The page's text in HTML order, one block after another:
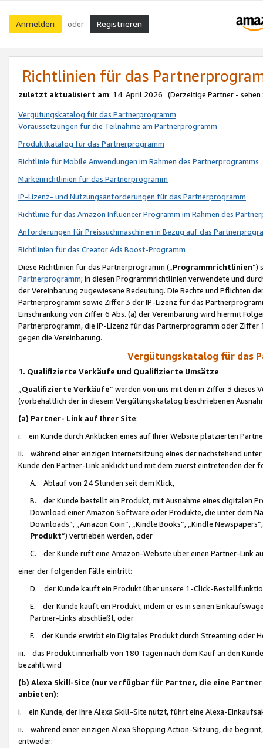
Anmelden oder Registrieren
Richtlinien für das
zuletzt aktualisiert am: 14. April 2026 (Derzeitige Partner - sehen
Vergütungskatalog für das Partnerprogramm
Voraussetzungen für die Teilnahme am Partnerprogramm
Produktkatalog für das Partnerprogramm
Richtlinie für Mobile Anwendungen im Rahmen des Partnerprogramms
Markenrichtlinien für das Partnerprogramm
IP-Lizenz- und Nutzungsanforderungen für das Partnerprogramm
Richtlinie für das Amazon Influencer Programm im Rahmen des
Anforderungen für Preissuchmaschinen in Bezug auf das
Richtlinien für das Creator Ads Boost-Programm
Diese Richtlinien für das Partnerprogramm („Programmrichtlinien“)
Partnerprogramm; in diesen Programmrichtlinien verwendete und
der Vereinbarung zugewiesene Bedeutung. Die Rechte und Pflichten
Partnerprogramm sowie Ziffer 3 der IP-Lizenz für das
Einschränkung von Ziffer 6 Abs. (a) der Vereinbarung wird hiermit
Partnerprogramm, die IP-Lizenz für das Partnerprogramm oder
gegen die Vereinbarung.
Vergütungskatalog für das
1. Qualifizierte Verkäufe und Qualifizierte Umsätze
Qualifizierte Verkäufe“ werden von uns mit den in Ziffer 3
(vorbehaltlich der in diesem Vergütungskatalog beschriebenen
(a) Partner- Link auf Ihrer Site:
i. ein Kunde durch Anklicken eines auf Ihrer Website platzierten
ii. während einer einzigen Internetsitzung eines der nachstehend
Kunde den Partner-Link anklickt und mit dem zuerst eintretenden der
A. Ablauf von 24 Stunden seit dem Klick,
B. der Kunde bestellt ein Produkt, mit Ausnahme eines digitalen
Download einer Amazon Software oder Produkte, die unter dem
Downloads“, „Amazon Coin“, „Kindle Books“, „Kindle
Produkt“) vertrieben werden, oder
C. der Kunde ruft eine Amazon-Website über einen Partner-Link
einer der folgenden Fälle eintritt:
D. der Kunde kauft ein Produkt über unsere 1-Click-
E. der Kunde kauft ein Produkt, indem er es in seinen
Partner-Links abschließt, oder
F. der Kunde erwirbt ein Digitales Produkt durch Streaming oder
iii. das Produkt innerhalb von 180 Tagen nach dem Kauf an den
bezahlt wird
(b) Alexa Skill-Site (nur verfügbar für Partner, die eine
anbieten):
i. ein Kunde, der Ihre Alexa Skill-Site nutzt, führt eine Alexa-
ii. während einer einzigen Alexa Shopping Action-Sitzung, die
entweder: